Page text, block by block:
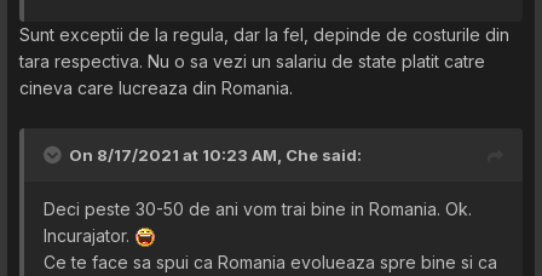
Sunt exceptii de la regula, dar la fel, depinde de costurile din
tara respectiva. Nu o sa vezi un salariu de state platit catre
cineva care lucreaza din Romania.
On 8/17/2021 at 10:23 AM, Che said:
Deci peste 30-50 de ani vom trai bine in Romania. Ok.
Incurajator.
Ce te face sa spui ca Romania evolueaza spre bine si ca